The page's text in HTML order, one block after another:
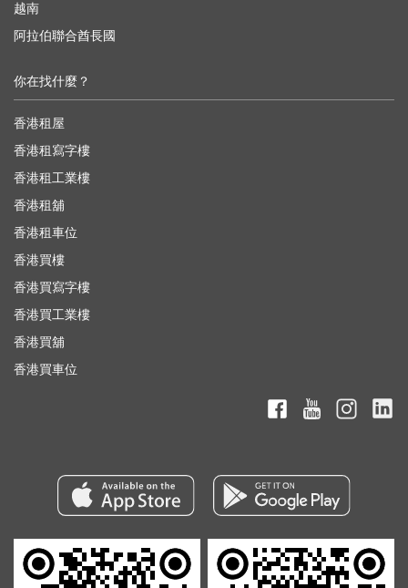
越南
阿拉伯聯合酋長國
你在找什麼？
香港租屋
香港租寫字樓
香港租工業樓
香港租舖
香港租車位
香港買樓
香港買寫字樓
香港買工業樓
香港買舖
香港買車位